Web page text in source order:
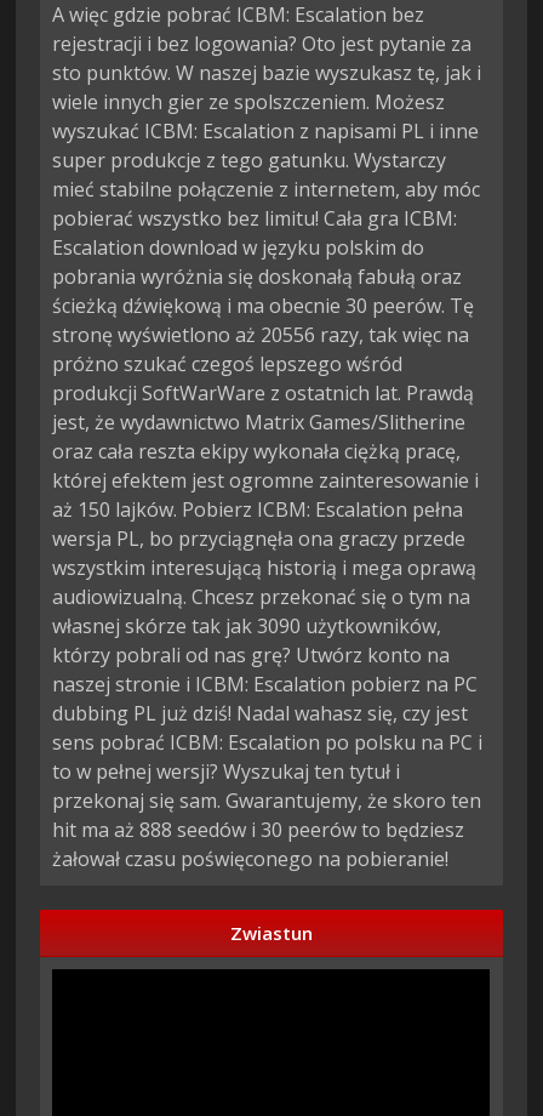
A więc gdzie pobrać ICBM: Escalation bez
rejestracji i bez logowania? Oto jest pytanie za
sto punktów. W naszej bazie wyszukasz tę, jak i
wiele innych gier ze spolszczeniem. Możesz
wyszukać ICBM: Escalation z napisami PL i inne
super produkcje z tego gatunku. Wystarczy
mieć stabilne połączenie z internetem, aby móc
pobierać wszystko bez limitu! Cała gra ICBM:
Escalation download w języku polskim do
pobrania wyróżnia się doskonałą fabułą oraz
ścieżką dźwiękową i ma obecnie 30 peerów. Tę
stronę wyświetlono aż 20556 razy, tak więc na
próżno szukać czegoś lepszego wśród
produkcji SoftWarWare z ostatnich lat. Prawdą
jest, że wydawnictwo Matrix Games/Slitherine
oraz cała reszta ekipy wykonała ciężką pracę,
której efektem jest ogromne zainteresowanie i
aż 150 lajków. Pobierz ICBM: Escalation pełna
wersja PL, bo przyciągnęła ona graczy przede
wszystkim interesującą historią i mega oprawą
audiowizualną. Chcesz przekonać się o tym na
własnej skórze tak jak 3090 użytkowników,
którzy pobrali od nas grę? Utwórz konto na
naszej stronie i ICBM: Escalation pobierz na PC
dubbing PL już dziś! Nadal wahasz się, czy jest
sens pobrać ICBM: Escalation po polsku na PC i
to w pełnej wersji? Wyszukaj ten tytuł i
przekonaj się sam. Gwarantujemy, że skoro ten
hit ma aż 888 seedów i 30 peerów to będziesz
żałował czasu poświęconego na pobieranie!
Zwiastun